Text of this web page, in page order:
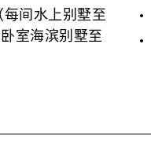
间水上别墅至
室海滨别墅至